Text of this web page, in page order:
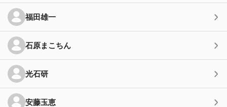
福田雄一
石原まこちん
光石研
安藤玉恵